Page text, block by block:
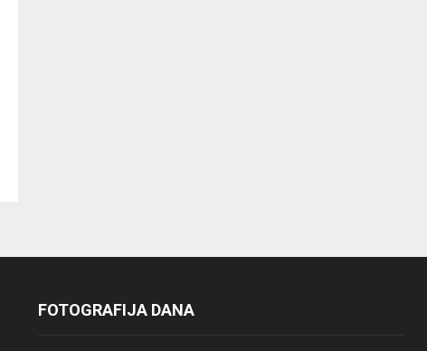
FOTOGRAFIJA DANA